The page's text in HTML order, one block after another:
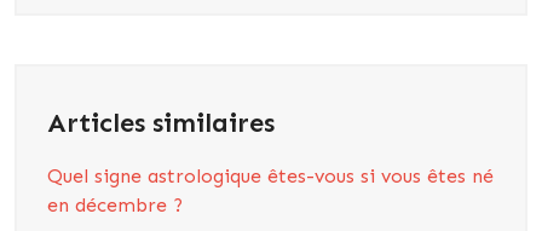
Articles similaires
Quel signe astrologique êtes-vous si vous êtes né
en décembre ?